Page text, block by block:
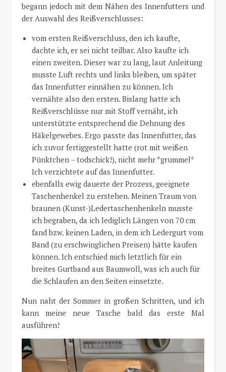
begann jedoch mit dem Nähen des Innenfutters und
der Auswahl des Reißverschlusses:
vom ersten Reißverschluss, den ich kaufte,
dachte ich, er sei nicht teilbar. Also kaufte ich
einen zweiten. Dieser war zu lang, laut Anleitung
musste Luft rechts und links bleiben, um später
das Innenfutter einnähen zu können. Ich
vernähte also den ersten. Bislang hatte ich
Reißverschlüsse nur mit Stoff vernäht, ich
unterstützte entsprechend die Dehnung des
Häkelgewebes. Ergo passte das Innenfutter, das
ich zuvor fertiggestellt hatte (rot mit weißen
Pünktchen – todschick!), nicht mehr *grummel*
Ich verzichtete auf das Innenfutter.
ebenfalls ewig dauerte der Prozess, geeignete
Taschenhenkel zu erstehen. Meinen Traum von
braunen (Kunst-)Ledertaschenhenkeln musste
ich begraben, da ich lediglich Längen von 70 cm
fand bzw. keinen Laden, in dem ich Ledergurt vom
Band (zu erschwinglichen Preisen) hätte kaufen
können. Ich entschied mich letztlich für ein
breites Gurtband aus Baumwoll, was ich auch für
die Schlaufen an den Seiten einsetzte.
Nun naht der Sommer in großen Schritten, und ich
kann meine neue Tasche bald das erste Mal
ausführen!